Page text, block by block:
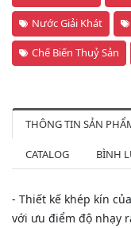
Nước Giải Khát
Chế Biến Thuỷ Sản
THÔNG TIN SẢN
CATALOG BÌNH
- Thiết kế khép kín
với ưu điểm độ nhạy